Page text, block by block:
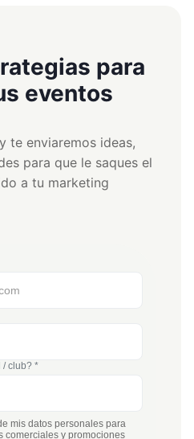
para
eventos
te enviaremos ideas,
para que le saques el
a tu marketing